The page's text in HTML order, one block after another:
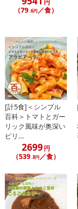
また、[新たな加工食
了により、商品詳細内
あらかじめご了承いた
によるお申込み後のキ
【お支払いについて】
※送料はお試し費用に
※お支払い方法は、電
トの利用となります。
【発送・お届け・商品に
※お申込み頂きました
ます。
※会員様のご都合でお
金はいたしかねます。
また、お届け日時のご
不在票にてご対応くだ
円
（79.6円／食）
[計5食]＜シンプル
百科＞トマトとガー
リック風味が奥深い
ピリ...
2699円
（539.8円／食）